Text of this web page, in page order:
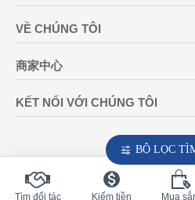
VỀ CHÚNG TÔI
商家中心
KẾT NỐI VỚI CHÚNG TÔI
Tìm đối tác Kiếm tiền Mua
BỘ LỌC